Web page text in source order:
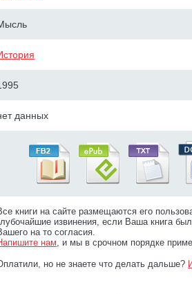
данных
книги на сайте размещаются его
извинения, если Ваша книга
на то согласия.
нам, и мы в срочном порядке
но не знаете что делать дальше?